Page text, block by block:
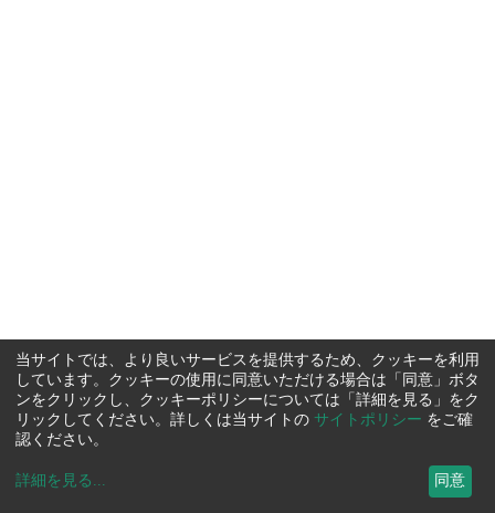
当サイトでは、より良いサービスを提供するため、クッキーを利用
しています。クッキーの使用に同意いただける場合は「同意」ボタ
ンをクリックし、クッキーポリシーについては「詳細を見る」をク
リックしてください。詳しくは当サイトの サイトポリシー をご確
認ください。
詳細を見る ... 同意